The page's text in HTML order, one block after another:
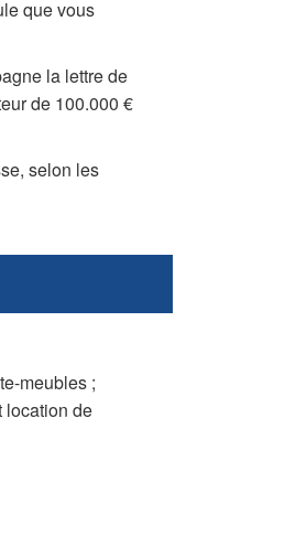
que vous
la lettre de
de 100.000 €
selon les
meubles ;
location de